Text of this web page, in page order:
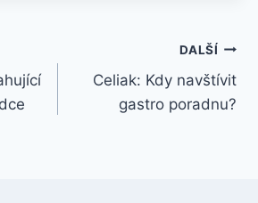
DALŠÍ
Celiak: Kdy navštívit
gastro poradnu?